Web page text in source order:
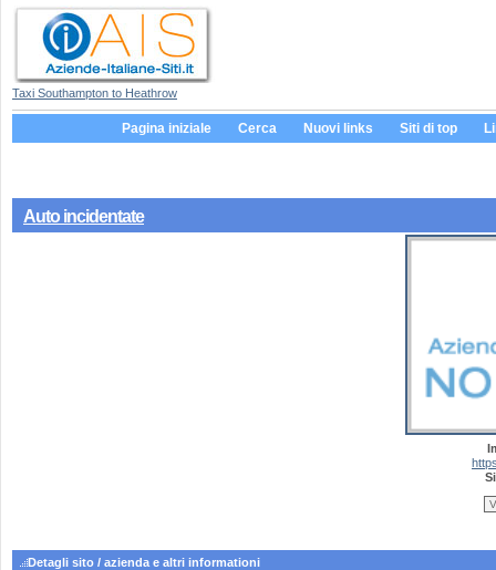
Taxi Southampton to Heathrow
Pagina iniziale Cerca Nuovi links Siti di top
Auto incidentate
Detagli sito / azienda e altri informationi